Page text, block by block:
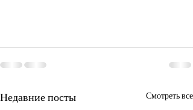
Недавние посты Смотреть все